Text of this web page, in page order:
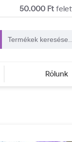
50.000 Ft
Rólunk